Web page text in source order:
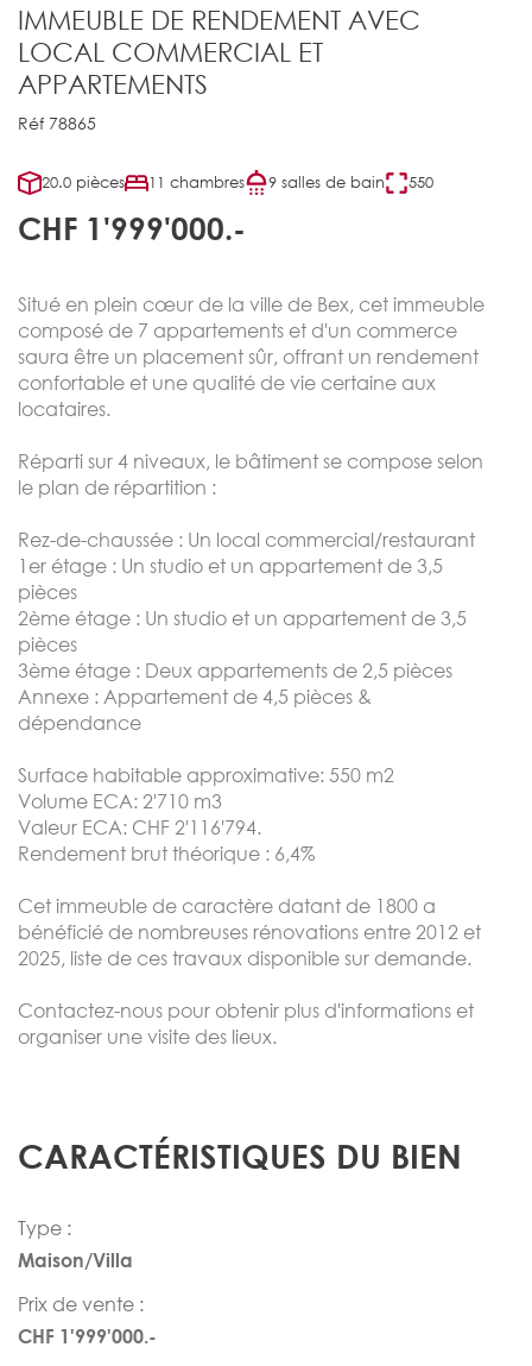
IMMEUBLE DE RENDEMENT AVEC
LOCAL COMMERCIAL ET
APPARTEMENTS
Réf 78865
20.0 pièces 11 chambres 9 salles de bain 550
CHF 1'999'000.-
Situé en plein cœur de la ville de Bex, cet immeuble
composé de 7 appartements et d'un commerce
saura être un placement sûr, offrant un rendement
confortable et une qualité de vie certaine aux
locataires.
Réparti sur 4 niveaux, le bâtiment se compose selon
le plan de répartition :
Rez-de-chaussée : Un local commercial/restaurant
1er étage : Un studio et un appartement de 3,5
pièces
2ème étage : Un studio et un appartement de 3,5
pièces
3ème étage : Deux appartements de 2,5 pièces
Annexe : Appartement de 4,5 pièces &
dépendance
Surface habitable approximative: 550 m2
Volume ECA: 2'710 m3
Valeur ECA: CHF 2'116'794.
Rendement brut théorique : 6,4%
Cet immeuble de caractère datant de 1800 a
bénéficié de nombreuses rénovations entre 2012 et
2025, liste de ces travaux disponible sur demande.
Contactez-nous pour obtenir plus d'informations et
organiser une visite des lieux.
CARACTÉRISTIQUES DU BIEN
Type :
Maison/Villa
Prix de vente :
CHF 1'999'000.-